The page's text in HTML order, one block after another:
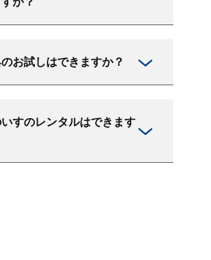
お試しはできますか？
すのレンタルはできます